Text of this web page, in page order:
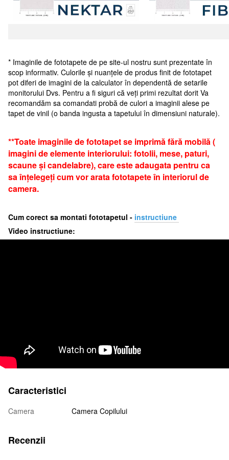
* Imaginile de fototapete de pe site-ul nostru sunt prezentate în
scop informativ. Culorile și nuanțele de produs finit de fototapet
pot diferi de imagini de la calculator în dependentă de setarile
monitorului Dvs. Pentru a fi siguri că veți primi rezultat dorit Va
recomandăm sa comandati probă de culori a imaginii alese pe
tapet de vinil (o banda ingusta a tapetului în dimensiuni naturale).
**Toate imaginile de fototapet se imprimă fără mobilă (
imagini de elemente interiorului: fotolii, mese, paturi,
scaune și candelabre), care este adaugata pentru ca
sa înțelegeți cum vor arata fototapete în interiorul de
camera.
Cum corect sa montati fototapetul - instructiune
Video instructiune:
Caracteristici
Camera Camera Copilului
Recenzii